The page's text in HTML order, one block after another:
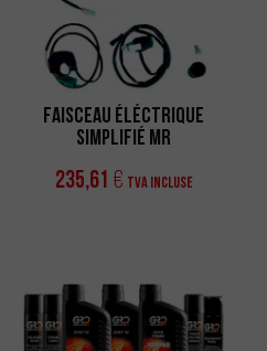
Faisceau Éléctrique
Simplifié MR
235,61 € TVA incluse